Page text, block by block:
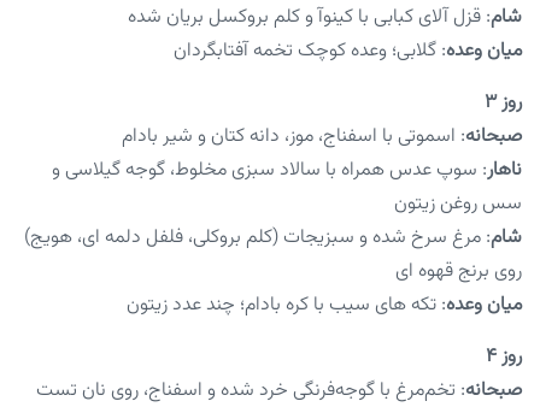
شام: قزل آلای کبابی با کینوآ و کلم بروکسل بریان شده
میان وعده: گلابی؛ وعده کوچک تخمه آفتابگردان
روز ۳
صبحانه: اسموتی با اسفناج، موز، دانه کتان و شیر بادام
ناهار: سوپ عدس همراه با سالاد سبزی مخلوط، گوجه گیلاسی و
سس روغن زیتون
شام: مرغ سرخ شده و سبزیجات (کلم بروکلی، فلفل دلمه ای، هویج)
روی برنج قهوه ای
میان وعده: تکه های سیب با کره بادام؛ چند عدد زیتون
روز ۴
صبحانه: تخم‌مرغ با گوجه‌فرنگی خرد شده و اسفناج، روی نان تست